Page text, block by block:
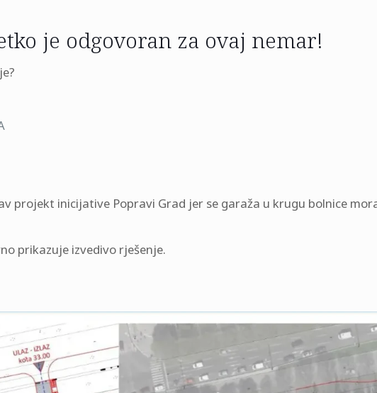
je odgovoran za ovaj nemar!
projekt inicijative Popravi Grad jer se garaža u krugu bolnice
prikazuje izvedivo rješenje.